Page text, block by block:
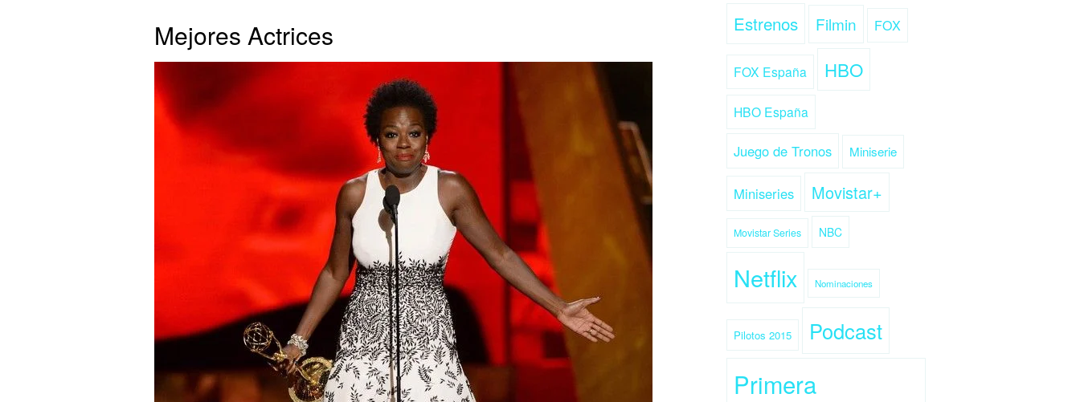
Mejores Actrices Estrenos Filmin FOX
FOX España HBO
HBO España
Juego de Tronos Miniserie
Miniseries Movistar+
Movistar Series NBC
Netflix Nominaciones
Pilotos 2015 Podcast
Primera